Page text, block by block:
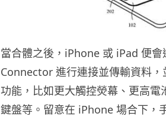
當合體之後，iPhone 或 iPad 便
Connector 進行連接並傳輸資料
功能，比如更大觸控熒幕、更高
鍵盤等。留意在 iPhone 場合下，